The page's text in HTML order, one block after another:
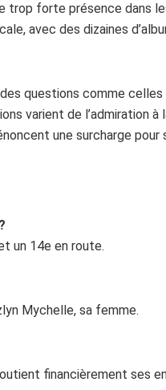
trop forte présence dans
avec des dizaines
questions comme
varient de l’admiration
une surcharge pour
un 14e en route.
Mychelle, sa femme.
financièrement ses